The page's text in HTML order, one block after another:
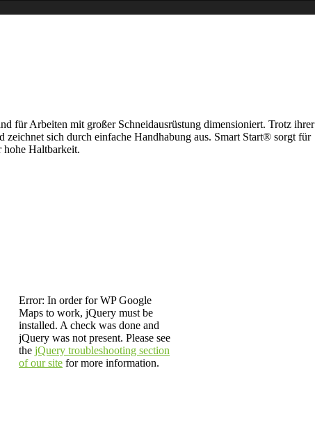
für Arbeiten mit großer Schneidausrüstung dimensioniert. Trotz ihrer
sich durch einfache Handhabung aus. Smart Start® sorgt für
hohe Haltbarkeit.
Error: In order for WP Google
Maps to work, jQuery must be
installed. A check was done and
jQuery was not present. Please see
the jQuery troubleshooting section
of our site for more information.